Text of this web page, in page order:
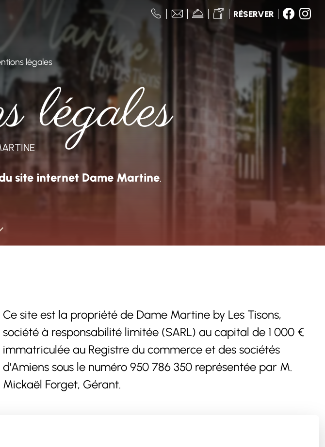
RÉSERVER
légales
légales
site internet Dame Martine.
Ce site est la propriété de Dame Martine by Les Tisons,
société à responsabilité limitée (SARL) au capital de 1 000 €
immatriculée au Registre du commerce et des sociétés
d'Amiens sous le numéro 950 786 350 représentée par M.
Mickaël Forget, Gérant.